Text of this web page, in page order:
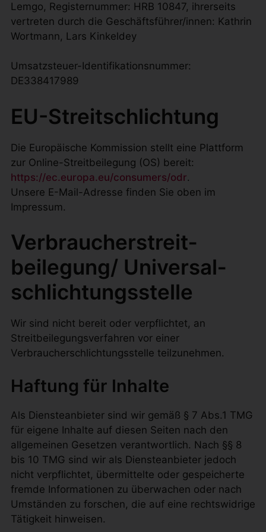
Lemgo, Registernummer: HRB 10847, ihrerseits
vertreten durch die Geschäftsführer/innen: Kathrin
Wortmann, Lars Kinkeldey
Umsatzsteuer-Identifikationsnummer:
DE338417989
EU-Streitschlichtung
Die Europäische Kommission stellt eine Plattform
zur Online-Streitbeilegung (OS) bereit:
https://ec.europa.eu/consumers/odr.
Unsere E-Mail-Adresse finden Sie oben im
Impressum.
Verbraucher­streit­
beilegung/ Universal­
schlichtungs­stelle
Wir sind nicht bereit oder verpflichtet, an
Streitbeilegungsverfahren vor einer
Verbraucherschlichtungsstelle teilzunehmen.
Haftung für Inhalte
Als Diensteanbieter sind wir gemäß § 7 Abs.1 TMG
für eigene Inhalte auf diesen Seiten nach den
allgemeinen Gesetzen verantwortlich. Nach §§ 8
bis 10 TMG sind wir als Diensteanbieter jedoch
nicht verpflichtet, übermittelte oder gespeicherte
fremde Informationen zu überwachen oder nach
Umständen zu forschen, die auf eine rechtswidrige
Tätigkeit hinweisen.